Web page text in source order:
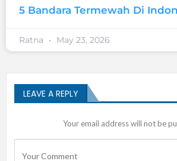
5 Bandara Termewah Di
Ratna May 23, 2026
LEAVE A REPLY
Your email address will not be